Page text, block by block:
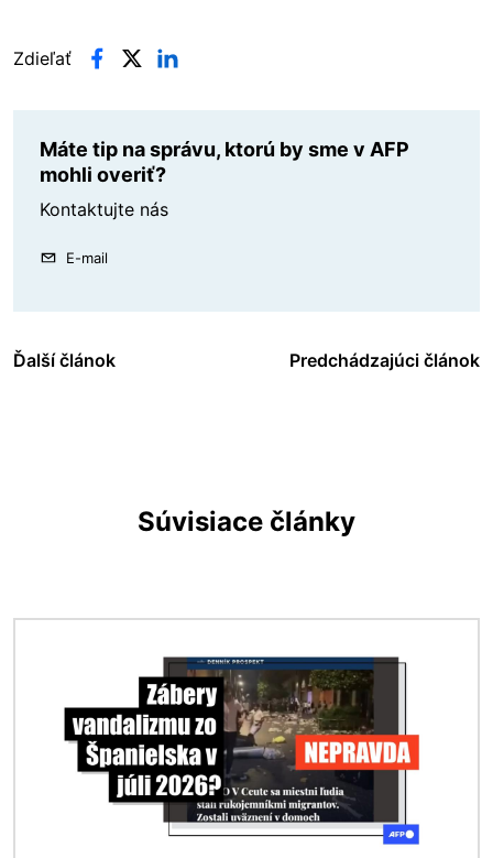
Zdieľať
Máte tip na správu, ktorú by sme v AFP
mohli overiť?
Kontaktujte nás
E-mail
Ďalší článok Predchádzajúci článok
Súvisiace články